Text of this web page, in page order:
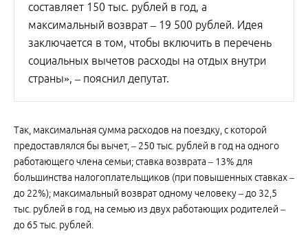
составляет 150 тыс. рублей в год, а
максимальный возврат – 19 500 рублей. Идея
заключается в том, чтобы включить в перечень
социальных вычетов расходы на отдых внутри
страны», – пояснил депутат.
Так, максимальная сумма расходов на поездку, с которой
предоставлялся бы вычет, – 250 тыс. рублей в год на одного
работающего члена семьи; ставка возврата – 13% для
большинства налогоплательщиков (при повышенных ставках –
до 22%); максимальный возврат одному человеку – до 32,5
тыс. рублей в год, на семью из двух работающих родителей –
до 65 тыс. рублей.